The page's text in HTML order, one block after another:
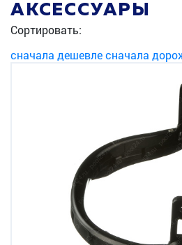
АКСЕССУАРЫ
Сортировать:
сначала дешевлесначала